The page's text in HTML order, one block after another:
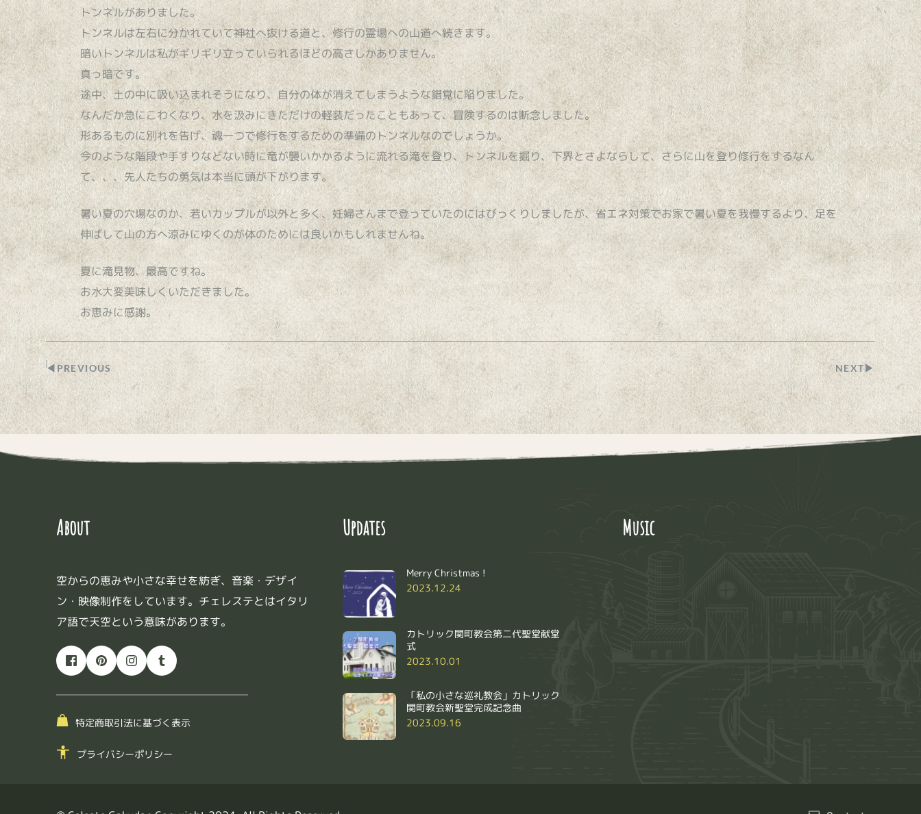
トンネルがありました。
トンネルは左右に分かれていて神社へ抜ける道と、修行の霊場への山道へ続きます。
暗いトンネルは私がギリギリ立っていられるほどの高さしかありません。
真っ暗です。
途中、土の中に吸い込まれそうになり、自分の体が消えてしまうような錯覚に陥りました。
なんだか急にこわくなり、水を汲みにきただけの軽装だったこともあって、冒険するのは断念しました。
形あるものに別れを告げ、魂一つで修行をするための準備のトンネルなのでしょうか。
今のような階段や手すりなどない時に竜が襲いかかるように流れる滝を登り、トンネルを掘り、下界とさよならして、さらに山を登り修行をするなん
て、、、先人たちの勇気は本当に頭が下がります。
暑い夏の穴場なのか、若いカップルが以外と多く、妊婦さんまで登っていたのにはびっくりしましたが、省エネ対策でお家で暑い夏を我慢するより、足を
伸ばして山の方へ涼みにゆくのが体のためには良いかもしれませんね。
夏に滝見物、最高ですね。
お水大変美味しくいただきました。
お恵みに感謝。
◀︎PREVIOUS NEXT▶︎
About
空からの恵みや小さな幸せを紡ぎ、音楽・デザイ
ン・映像制作をしています。チェレステとはイタリ
ア語で天空という意味があります。
特定商取引法に基づく表示
プライバシーポリシー
Updates
Merry Christmas !
2023.12.24
カトリック関町教会第二代聖堂献堂
式
2023.10.01
「私の小さな巡礼教会」カトリック
関町教会新聖堂完成記念曲
2023.09.16
Music